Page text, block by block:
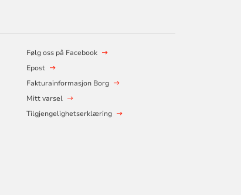
Følg oss på Facebook
Epost
Fakturainformasjon Borg
Mitt varsel
Tilgjengelighetserklæring